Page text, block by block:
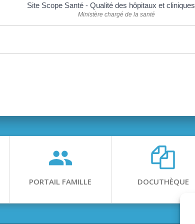
Site Scope Santé - Qualité des hôpitaux et cliniques
Ministère chargé de la santé
PORTAIL FAMILLE DOCUTHÈQUE